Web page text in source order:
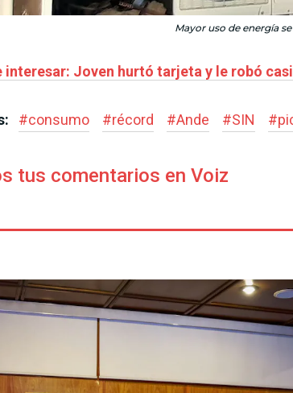
Mayor uso de energía
interesar: Joven hurtó tarjeta y le robó
#consumo #récord #Ande #SIN #
tus comentarios en Voiz